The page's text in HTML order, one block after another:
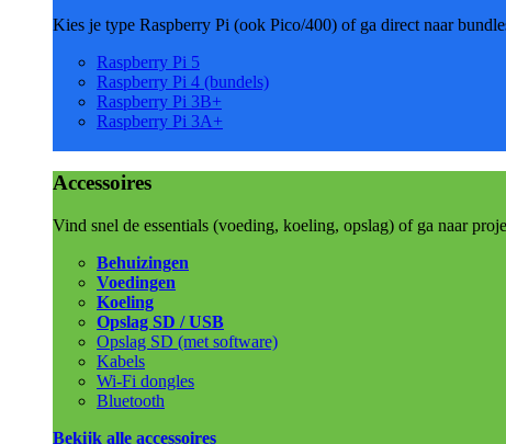
Kies je type Raspberry Pi (ook Pico/400) of ga direct naar
Raspberry Pi 5
Raspberry Pi 4 (bundels)
Raspberry Pi 3B+
Raspberry Pi 3A+
Accessoires
Vind snel de essentials (voeding, koeling, opslag) of ga naar
Behuizingen
Voedingen
Koeling
Opslag SD / USB
Opslag SD (met software)
Kabels
Wi-Fi dongles
Bluetooth
Bekijk alle accessoires